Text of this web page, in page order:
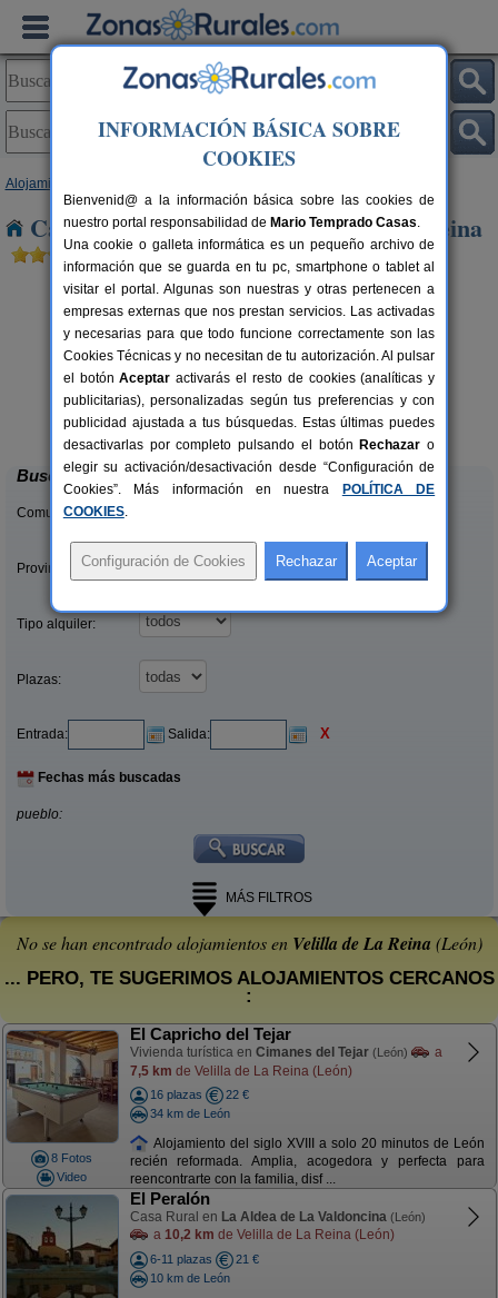
Alojamientos
Casas Rurales cerca de Velilla de La Reina
8+1 pers.
desde27 €
Complejo Rural Aguas Frías
La Omañuela (León)
Buscar
Comunidades:
Provincias/Islas:
Tipo alquiler:
Plazas:
Entrada: Salida: X
Fechas más buscadas
pueblo:
MÁS FILTROS
No se han encontrado alojamientos en Velilla de La Reina (León)
... PERO, TE SUGERIMOS ALOJAMIENTOS CERCANOS
:
8 Fotos
Video
El Capricho del Tejar
Vivienda turística en Cimanes del Tejar (León)
a
7,5 km de Velilla de La Reina (León)
16 plazas
22 €
34 km de León
Alojamiento del siglo XVIII a solo 20 minutos de León
recién reformada. Amplia, acogedora y perfecta para
reencontrarte con la familia, disf ...
El Peralón
Casa Rural en La Aldea de La Valdoncina (León)
a 10,2 km de Velilla de La Reina (León)
6-11 plazas
21 €
10 km de León
INFORMACIÓN BÁSICA SOBRE
COOKIES
Bienvenid@ a la información básica sobre las cookies de
nuestro portal responsabilidad de Mario Temprado Casas.
Una cookie o galleta informática es un pequeño archivo de
información que se guarda en tu pc, smartphone o tablet al
visitar el portal. Algunas son nuestras y otras pertenecen a
empresas externas que nos prestan servicios. Las activadas
y necesarias para que todo funcione correctamente son las
Cookies Técnicas y no necesitan de tu autorización. Al pulsar
el botónAceptar activarás el resto de cookies (analíticas y
publicitarias), personalizadas según tus preferencias y con
publicidad ajustada a tus búsquedas. Estas últimas puedes
desactivarlas por completo pulsando el botón Rechazar o
elegir su activación/desactivación desde “Configuración de
Cookies”. Más información en nuestra
POLÍTICA DE
COOKIES.